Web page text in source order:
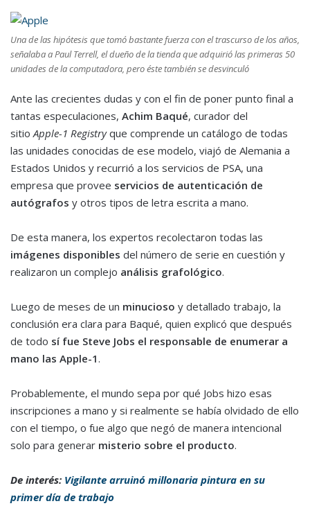
Una de las hipótesis que tomó bastante fuerza con el trascurso de los años,
señalaba a Paul Terrell, el dueño de la tienda que adquirió las primeras 50
unidades de la computadora, pero éste también se desvinculó
Ante las crecientes dudas y con el fin de poner punto final a
tantas especulaciones, Achim Baqué, curador del
sitioApple-1 Registryque comprende un catálogo de todas
las unidades conocidas de ese modelo, viajó de Alemania a
Estados Unidos y recurrió a los servicios de PSA, una
empresa que provee servicios de autenticación de
autógrafos y otros tipos de letra escrita a mano.
De esta manera, los expertos recolectaron todas las
imágenes disponibles del número de serie en cuestión y
realizaron un complejo análisis grafológico.
Luego de meses de un minucioso y detallado trabajo, la
conclusión era clara para Baqué, quien explicó que después
de todo sí fue Steve Jobs el responsable de enumerar a
mano las Apple-1.
Probablemente, el mundo sepa por qué Jobs hizo esas
inscripciones a mano y si realmente se había olvidado de ello
con el tiempo, o fue algo que negó de manera intencional
solo para generar misterio sobre el producto.
De interés: Vigilante arruinó millonaria pintura en su
primer día de trabajo